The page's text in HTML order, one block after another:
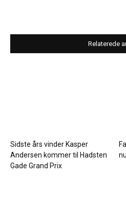
Relaterede
Sidste års vinder Kasper
Andersen kommer til Hadsten
Gade Grand Prix